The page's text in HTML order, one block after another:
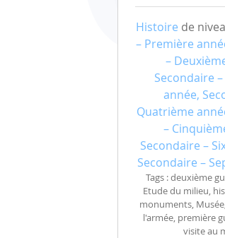
Histoire de
– Première
–
Secondaire
année,
Quatrième
–
Secondaire –
Secondaire –
Tags : deuxième
Etude du milieu,
monuments,
l'armée, première
visite au